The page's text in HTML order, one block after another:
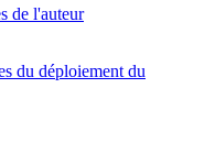
de l'auteur
du déploiement du